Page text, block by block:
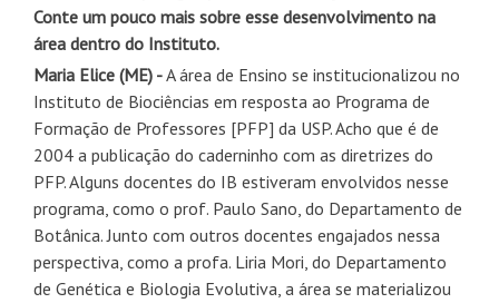
Conte um pouco mais sobre esse desenvolvimento na
área dentro do Instituto.
Maria Elice (ME) -A área de Ensino se institucionalizou no
Instituto de Biociências em resposta ao Programa de
Formação de Professores [PFP] da USP. Acho que é de
2004 a publicação do caderninho com as diretrizes do
PFP. Alguns docentes do IB estiveram envolvidos nesse
programa, como o prof. Paulo Sano, do Departamento de
Botânica. Junto com outros docentes engajados nessa
perspectiva, como a profa. Liria Mori, do Departamento
de Genética e Biologia Evolutiva, a área se materializou